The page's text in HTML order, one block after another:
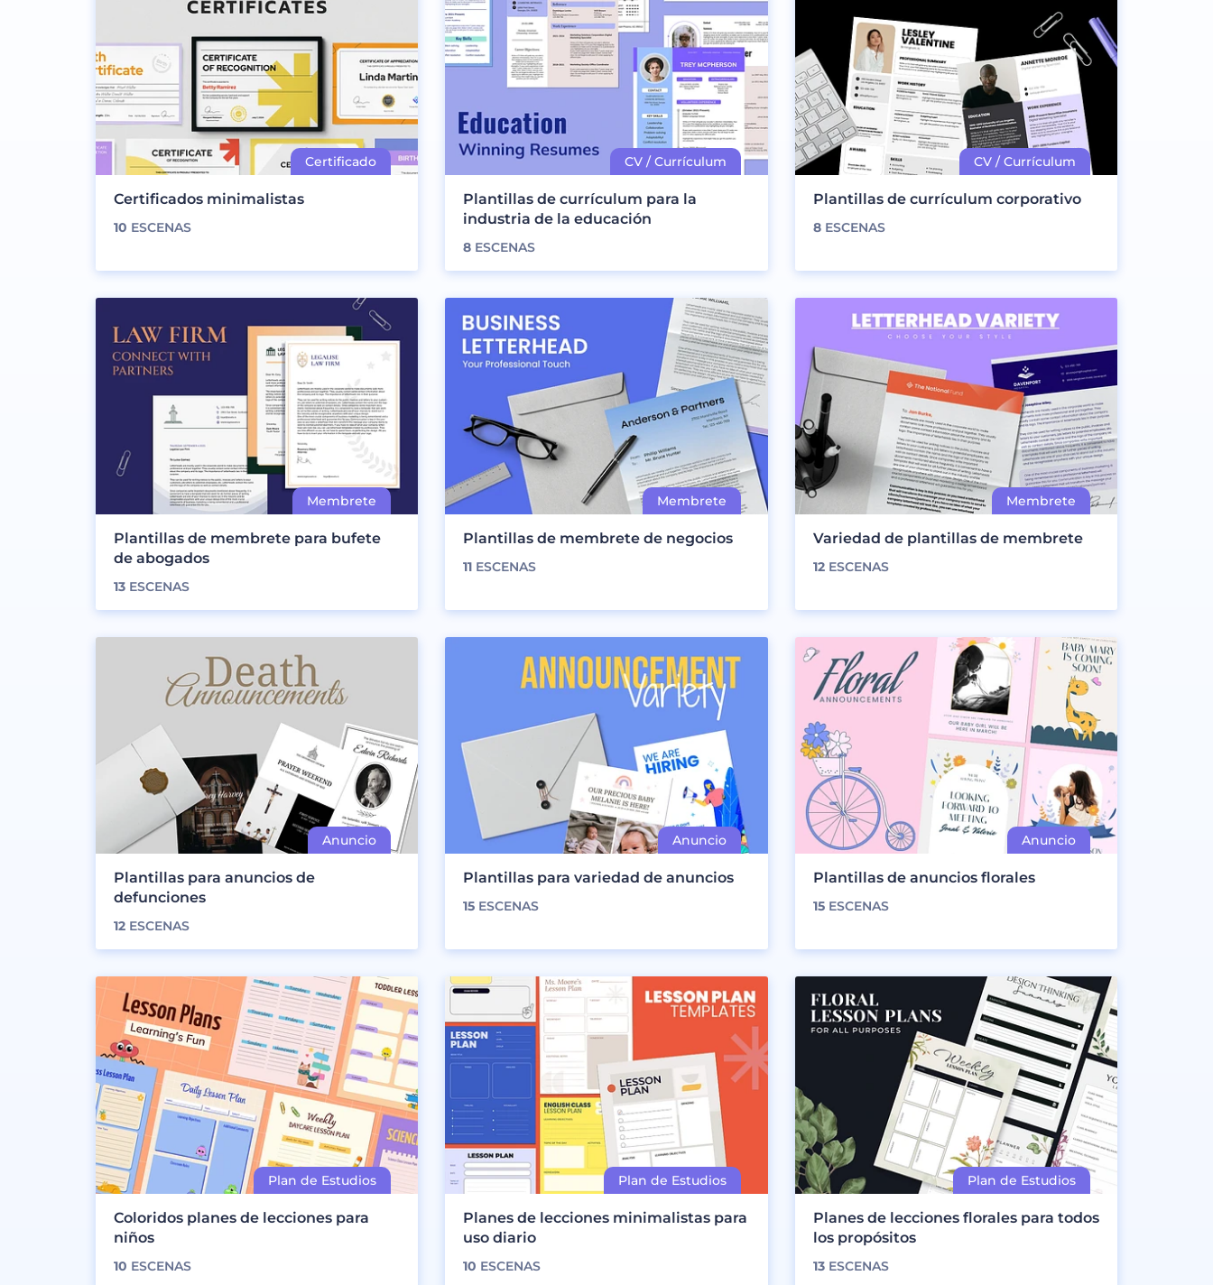
Certificados minimalistas
10 ESCENAS
Plantillas de currículum para la
industria de la educación
8 ESCENAS
Plantillas de currículum corporativo
8ESCENAS
Plantillas de membrete para bufete
de abogados
13 ESCENAS
Plantillas de membrete de negocios
11 ESCENAS
Variedad de plantillas de membrete
12ESCENAS
Plantillas para anuncios de
defunciones
12 ESCENAS
Plantillas para variedad de anuncios
15 ESCENAS
Plantillas de anuncios florales
15ESCENAS
Coloridos planes de lecciones para
niños
10 ESCENAS
Planes de lecciones minimalistas para
uso diario
10 ESCENAS
Planes de lecciones florales para todos
los propósitos
13ESCENAS